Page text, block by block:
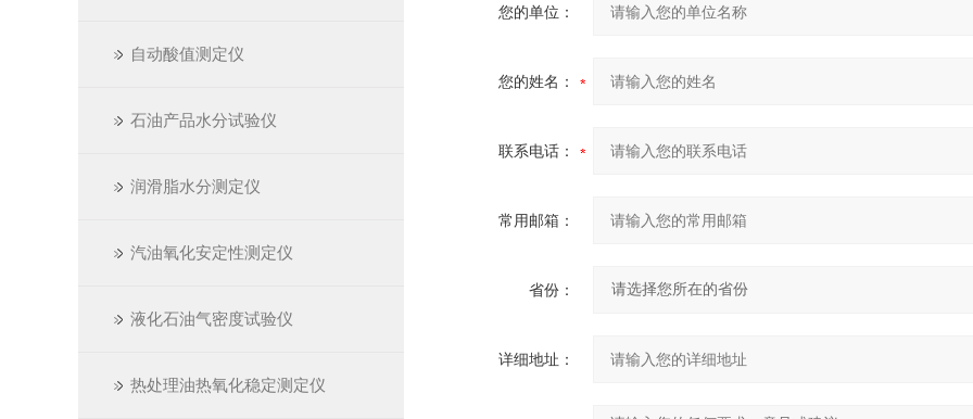
自动酸值测定仪
石油产品水分试验仪
润滑脂水分测定仪
汽油氧化安定性测定仪
液化石油气密度试验仪
热处理油热氧化稳定测定仪
您的单位：
您的姓名：
联系电话：
常用邮箱：
省份：
详细地址：